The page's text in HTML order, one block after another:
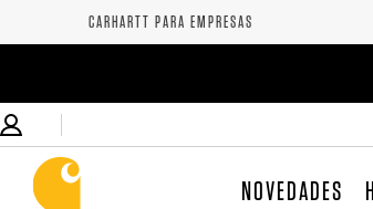
CARHARTT PARA EMPRESAS
NOVEDADES